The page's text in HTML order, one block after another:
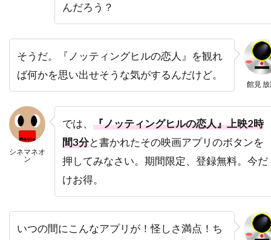
デヴィッド・ストラザーン
デヴィッド・ニコルズ
デヴィッド・フォスター・プロダクションズ
デヴィッド・ブレナー
デヴィッド・ブロッカー
デヴィッド・ブロークマン
デヴィッド・ベニオフ
デヴィッド・マギー
デヴィッド・モース
デヴィッド・ヨハンセン
デヴィッド・リード
んだろう？
館見
そうだ。『ノッティングヒルの恋人』を観れ
ば何かを思い出せそうな気がするんだけど。
シネマネオ
ン
では、 『ノッティングヒルの恋人』上映2時
間3分と書かれたその映画アプリのボタンを
押してみなさい。期間限定、登録無料。今だ
けお得。
いつの間にこんなアプリが！怪しさ満点！ち